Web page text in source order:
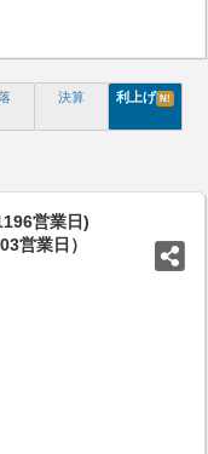
決算 利上げ N!
営業日)
営業日）